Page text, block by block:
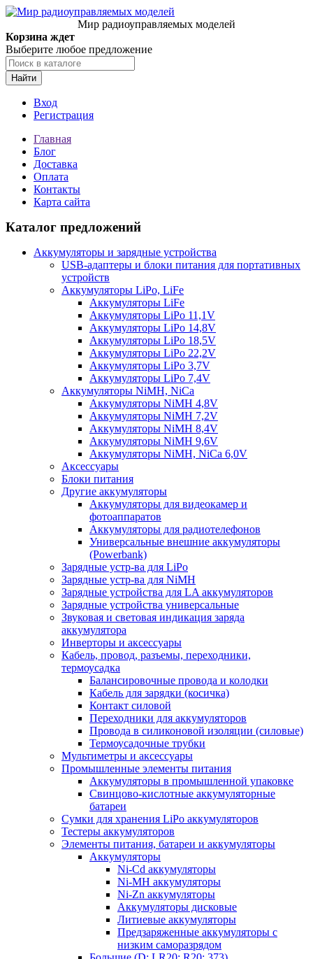
Мир радиоуправляемых моделей
Корзина ждет
Выберите любое предложение
Найти
Вход
Регистрация
Главная
Блог
Доставка
Оплата
Контакты
Карта сайта
Каталог предложений
Аккумуляторы и зарядные устройства
USB-адаптеры и блоки питания для портативных
устройств
Аккумуляторы LiPo, LiFe
Аккумуляторы LiFe
Аккумуляторы LiPo 11,1V
Аккумуляторы LiPo 14,8V
Аккумуляторы LiPo 18,5V
Аккумуляторы LiPo 22,2V
Аккумуляторы LiPo 3,7V
Аккумуляторы LiPo 7,4V
Аккумуляторы NiMH, NiCa
Аккумуляторы NiMH 4,8V
Аккумуляторы NiMH 7,2V
Аккумуляторы NiMH 8,4V
Аккумуляторы NiMH 9,6V
Аккумуляторы NiMH, NiCa 6,0V
Аксессуары
Блоки питания
Другие аккумуляторы
Аккумуляторы для видеокамер и
фотоаппаратов
Аккумуляторы для радиотелефонов
Универсальные внешние аккумуляторы
(Powerbank)
Зарядные устр-ва для LiPo
Зарядные устр-ва для NiMH
Зарядные устройства для LA аккумуляторов
Зарядные устройства универсальные
Звуковая и световая индикация заряда
аккумулятора
Инверторы и аксессуары
Кабель, провод, разъемы, переходники,
термоусадка
Балансировочные провода и колодки
Кабель для зарядки (косичка)
Контакт силовой
Переходники для аккумуляторов
Провода в силиконовой изоляции (силовые)
Термоусадочные трубки
Мультиметры и аксессуары
Промышленные элементы питания
Аккумуляторы в промышленной упаковке
Свинцово-кислотные аккумуляторные
батареи
Сумки для хранения LiPo аккумуляторов
Тестеры аккумуляторов
Элементы питания, батареи и аккумуляторы
Аккумуляторы
Ni-Cd аккумуляторы
Ni-MH аккумуляторы
Ni-Zn аккумуляторы
Аккумуляторы дисковые
Литиевые аккумуляторы
Предзаряженные аккумуляторы с
низким саморазрядом